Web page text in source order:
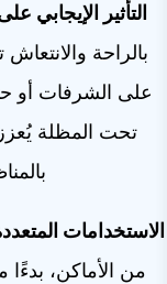
التأثير الإيجابي
بالراحة
على الشرفات أو
تحت المظلة يُعزز
الاستخدامات
من الأماكن،